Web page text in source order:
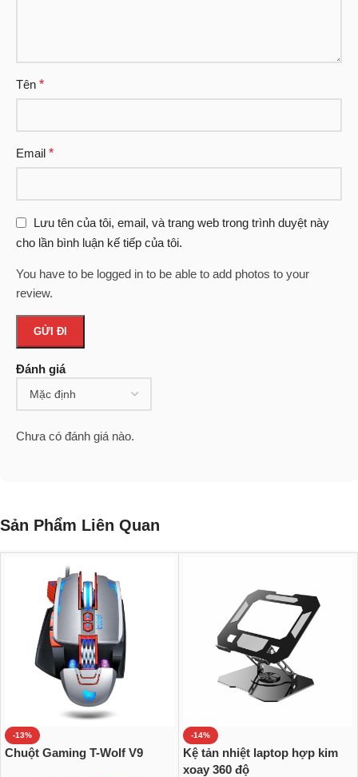
Đánh giá
Chưa có đánh giá nào.
Tên *
Email *
Lưu tên của tôi, email, và trang web trong trình duyệt này
cho lần bình luận kế tiếp của tôi.
You have to be logged in to be able to add photos to your
review.
Sản Phẩm Liên Quan
-13%
Chuột Gaming T-Wolf V9
-14%
Kệ tản nhiệt laptop hợp kim
xoay 360 độ